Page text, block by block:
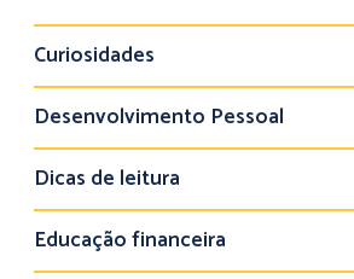
Curiosidades
Desenvolvimento Pessoal
Dicas de leitura
Educação financeira